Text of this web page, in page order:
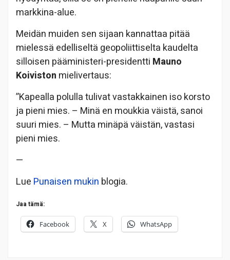
markkina-alue.
Meidän muiden sen sijaan kannattaa pitää
mielessä edelliseltä geopoliittiselta kaudelta
silloisen pääministeri-presidentti Mauno
Koiviston mielivertaus:
”Kapealla polulla tulivat vastakkainen iso korsto
ja pieni mies. – Minä en moukkia väistä, sanoi
suuri mies. – Mutta minäpä väistän, vastasi
pieni mies.
—
Lue Punaisen mukin blogia.
Jaa tämä:
Facebook X WhatsApp